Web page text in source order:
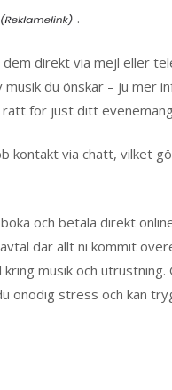
.
direkt via mejl eller
du önskar – ju mer
för just ditt
kontakt via chatt, vilket
och betala direkt
där allt ni kommit
musik och
onödig stress och kan